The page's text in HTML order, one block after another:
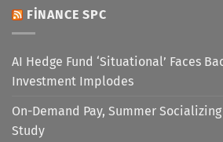
FINANCE SPC
AI Hedge Fund ‘Situational’ Faces
Investment Implodes
On-Demand Pay, Summer
Study